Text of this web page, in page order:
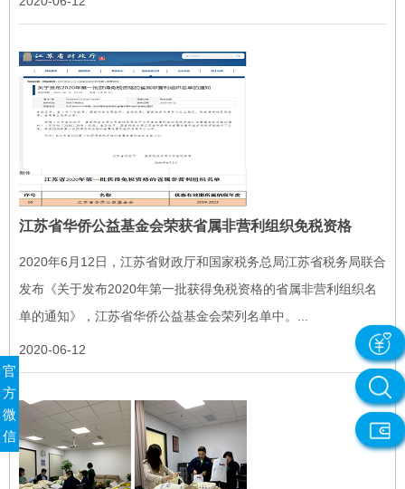
江苏省华侨公益基金会荣获省属非营利组织免税资格
2020年6月12日，江苏省财政厅和国家税务总局江苏省税务局联合
发布《关于发布2020年第一批获得免税资格的省属非营利组织名
单的通知》，江苏省华侨公益基金会荣列名单中。...
2020-06-12
官
方
微
信